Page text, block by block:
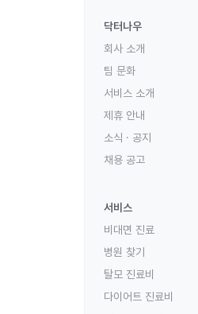
닥터나우
회사 소개
팀 문화
서비스 소개
제휴 안내
소식 · 공지
채용 공고
서비스
비대면 진료
병원 찾기
탈모 진료비
다이어트 진료비